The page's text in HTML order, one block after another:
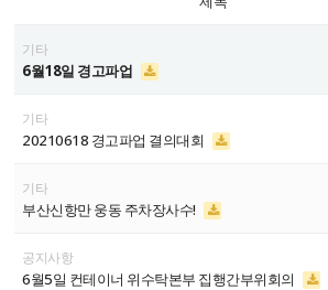
기타
6월18일 경고파업
기타
20210618 경고파업 결의대회
기타
부산신항만 웅동 주차장사수!
공지사항
6월5일 컨테이너 위수탁본부 집행간부위회의